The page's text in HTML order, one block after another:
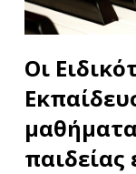
Οι
παιδείας